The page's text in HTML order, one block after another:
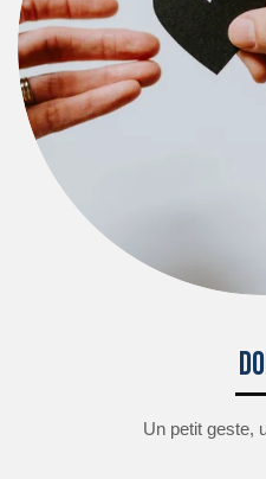
Un petit geste,